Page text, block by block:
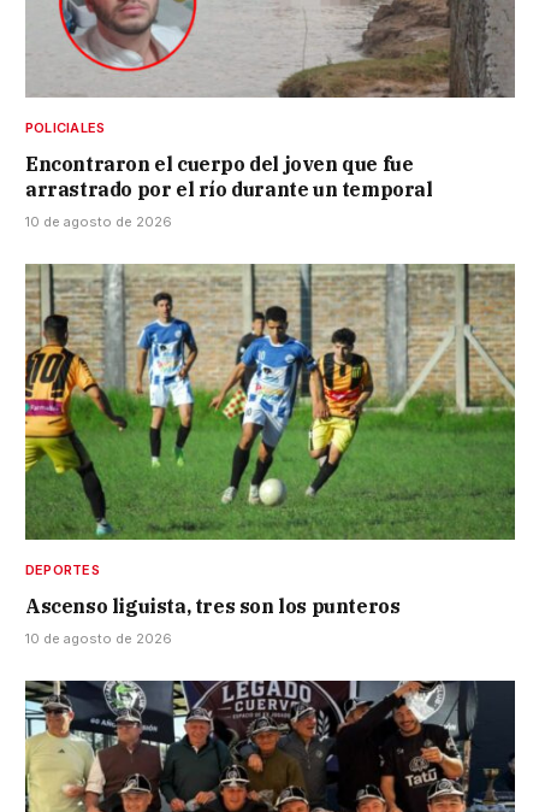
POLICIALES
Encontraron el cuerpo del joven que fue
arrastrado por el río durante un temporal
10 de agosto de 2026
DEPORTES
Ascenso liguista, tres son los punteros
10 de agosto de 2026